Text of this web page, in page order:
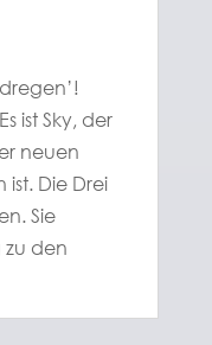
ist Sky, der
neuen
ist. Die Drei
Sie
den